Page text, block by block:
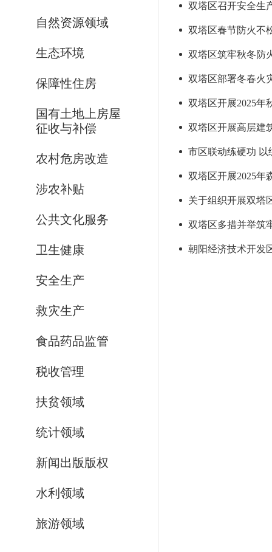
自然资源领域
生态环境
保障性住房
国有土地上房屋
征收与补偿
农村危房改造
涉农补贴
公共文化服务
卫生健康
安全生产
救灾生产
食品药品监管
税收管理
扶贫领域
统计领域
新闻出版版权
水利领域
旅游领域
双塔区召开安全生
双塔区春节防火不
双塔区筑牢秋冬防
双塔区部署冬春火
双塔区开展2025年
双塔区开展高层建
市区联动练硬功 以
双塔区开展2025年
关于组织开展双塔
双塔区多措并举筑
朝阳经济技术开发